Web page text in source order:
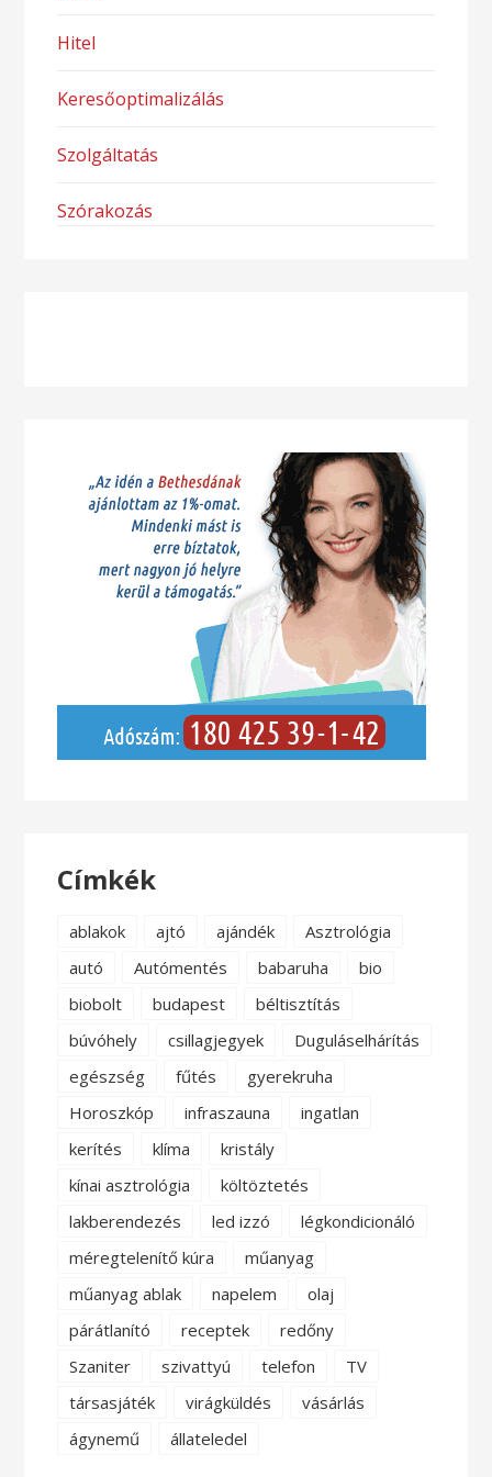
Hitel
Keresőoptimalizálás
Szolgáltatás
Szórakozás
Címkék
ablakok ajtó ajándék
Asztrológia
autó
Autómentés babaruha
bio
biobolt
budapest
béltisztítás
búvóhely
csillagjegyek
Duguláselhárítás
egészség
fűtés
gyerekruha
Horoszkóp
infraszauna
ingatlan
kerítés
klíma
kristály
kínai asztrológia
költöztetés
lakberendezés
led izzó
légkondicionáló
méregtelenítő kúra
műanyag
műanyag ablak
napelem
olaj
párátlanító
receptek
redőny
Szaniter
szivattyú telefon
TV
társasjáték
virágküldés
vásárlás
ágynemű
állateledel